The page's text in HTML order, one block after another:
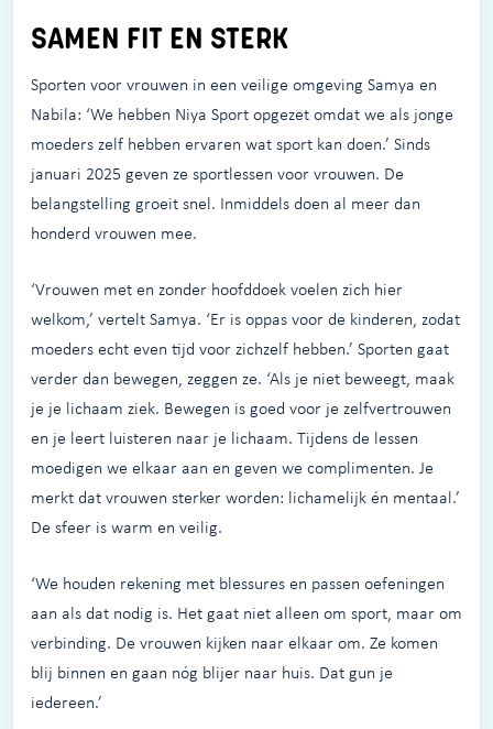
SAMEN FIT EN STERK
Sporten voor vrouwen in een veilige omgeving Samya en
Nabila: ‘We hebben Niya Sport opgezet omdat we als jonge
moeders zelf hebben ervaren wat sport kan doen.’ Sinds
januari 2025 geven ze sportlessen voor vrouwen. De
belangstelling groeit snel. Inmiddels doen al meer dan
honderd vrouwen mee.
‘Vrouwen met en zonder hoofddoek voelen zich hier
welkom,’ vertelt Samya. ‘Er is oppas voor de kinderen, zodat
moeders echt even tijd voor zichzelf hebben.’ Sporten gaat
verder dan bewegen, zeggen ze. ‘Als je niet beweegt, maak
je je lichaam ziek. Bewegen is goed voor je zelfvertrouwen
en je leert luisteren naar je lichaam. Tijdens de lessen
moedigen we elkaar aan en geven we complimenten. Je
merkt dat vrouwen sterker worden: lichamelijk én mentaal.’
De sfeer is warm en veilig.
‘We houden rekening met blessures en passen oefeningen
aan als dat nodig is. Het gaat niet alleen om sport, maar om
verbinding. De vrouwen kijken naar elkaar om. Ze komen
blij binnen en gaan nóg blijer naar huis. Dat gun je
iedereen.’